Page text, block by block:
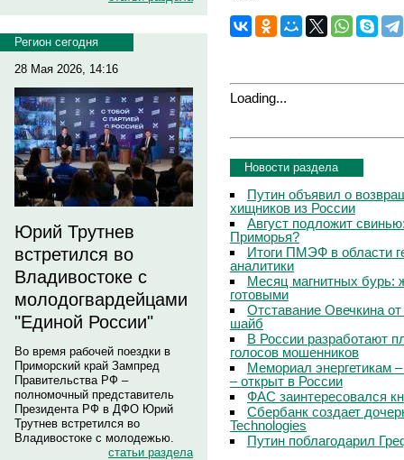
Регион сегодня
28 Мая 2026, 14:16
Юрий Трутнев
встретился во
Владивостоке с
молодогвардейцами
"Единой России"
Во время рабочей поездки в
Приморский край Зампред
Правительства РФ –
полномочный представитель
Президента РФ в ДФО Юрий
Трутнев встретился во
Владивостоке с молодежью.
статьи раздела
Loading...
Новости раздела
Путин объявил о
хищников из России
Август подложит
Приморья?
Итоги ПМЭФ в области
аналитики
Месяц магнитных бурь:
готовыми
Отставание Овечкина
шайб
В России разработают
голосов мошенников
Мемориал энергетикам
– открыт в России
ФАС заинтересовался
Сбербанк создает
Technologies
Путин поблагодарил